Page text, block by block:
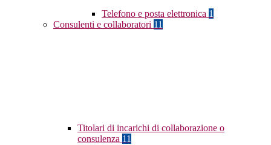
Telefono e posta elettronica 1
Consulenti e collaboratori 11
Titolari di incarichi di collaborazione o
consulenza 11